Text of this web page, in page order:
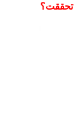
تحققت؟